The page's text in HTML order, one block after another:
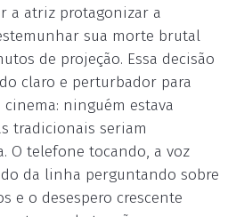
a atriz protagonizar a
sua morte brutal
de projeção. Essa decisão
claro e perturbador para
ninguém estava
tradicionais seriam
O telefone tocando, a voz
da linha perguntando sobre
e o desespero crescente